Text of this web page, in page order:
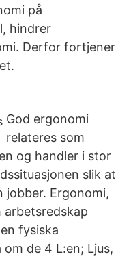
på
hindrer
Derfor fortjener
God ergonomi
relateres som
og handler i stor
slik at
jobber. Ergonomi,
arbetsredskap
fysiska
de 4 L:en; Ljus,